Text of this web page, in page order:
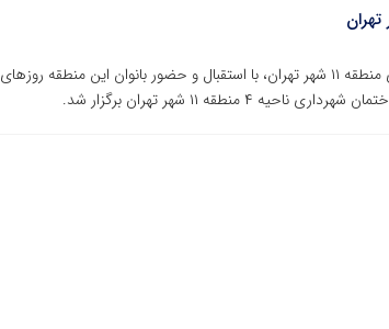
دور دوم طرح توانمندسازی اقتصادی محله ­های منطقه ۱۱ شهر تهران، با استقبال و حضور بانوان این منطقه روزهای